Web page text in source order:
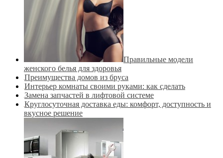
Правильные модели
женского белья для здоровья
Преимущества домов из бруса
Интерьер комнаты своими руками: как сделать
Замена запчастей в лифтовой системе
Круглосуточная доставка еды: комфорт, доступность и
вкусное решение